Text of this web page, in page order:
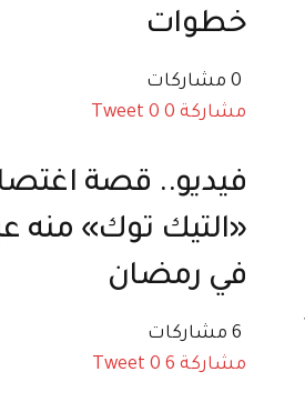
خطوات
مشاركة 0
Tweet 0
فيديو.. قصة
«التيك توك» منه
في رمضان
مشاركة 6
Tweet 0